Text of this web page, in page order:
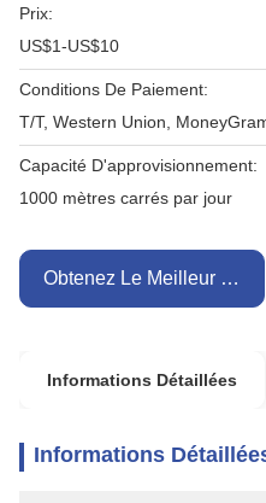
Prix:
US$1-US$10
Conditions De Paiement:
T/T, Western Union,
Capacité D'approvisionnement:
1000 mètres carrés par jour
Obtenez Le Meilleur Prix
Informations Détaillées
Informations